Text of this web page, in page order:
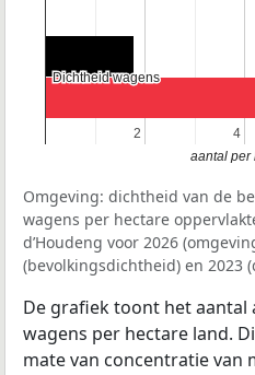
2
2 4
4
Dichtheid wagens
Dichtheid wagens
aantal per
Omgeving: dichtheid van de
wagens per hectare
d’Houdeng voor 2026
(bevolkingsdichtheid) en 2023
De grafiek toont het aantal
wagens per hectare land.
mate van concentratie van